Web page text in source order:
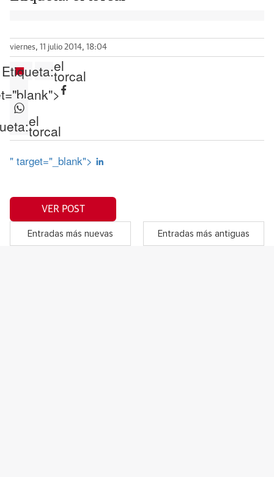
viernes, 11 julio 2014, 18:04
Etiqueta:el
torcal
el
torcal
" target="_blank">
VER POST
Entradas más nuevas Entradas más antiguas